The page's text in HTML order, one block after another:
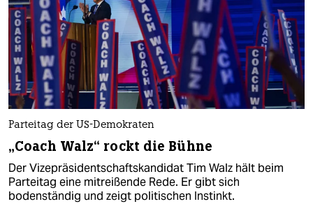
Parteitag der US-Demokraten
„Coach Walz“ rockt die Bühne
Der Vizepräsidentschaftskandidat Tim Walz hält beim
Parteitag eine mitreißende Rede. Er gibt sich
bodenständig und zeigt politischen Instinkt.